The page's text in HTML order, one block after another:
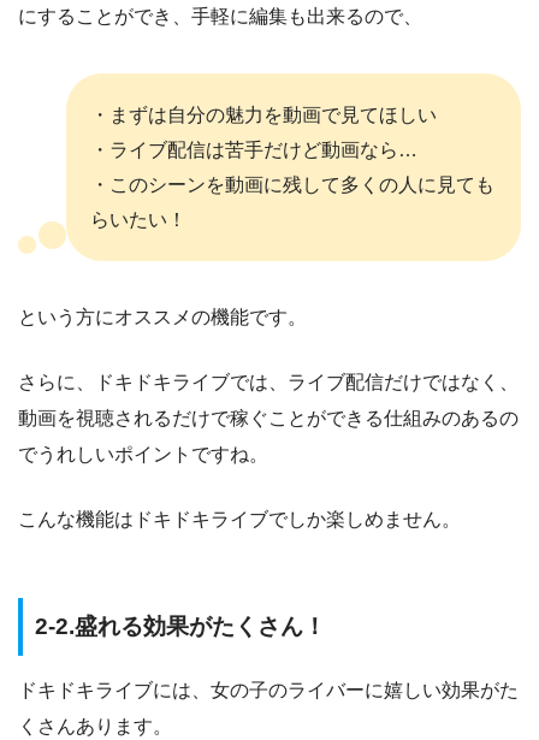
にすることができ、手軽に編集も出来るので、
・まずは自分の魅力を動画で見てほしい
・ライブ配信は苦手だけど動画なら…
・このシーンを動画に残して多くの人に見ても
らいたい！
という方にオススメの機能です。
さらに、ドキドキライブでは、ライブ配信だけではなく、
動画を視聴されるだけで稼ぐことができる仕組みのあるの
でうれしいポイントですね。
こんな機能はドキドキライブでしか楽しめません。
2-2.盛れる効果がたくさん！
ドキドキライブには、女の子のライバーに嬉しい効果がた
くさんあります。